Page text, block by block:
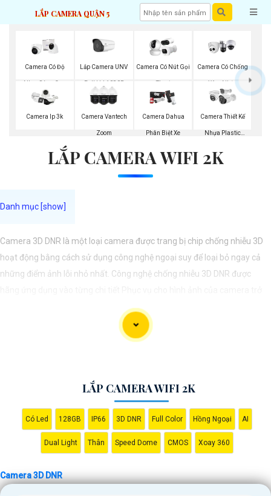
LẮP CAMERA QUẬN 5
Camera Có Độ
Nhạy Sáng Cao
Kbvision
Lắp Camera UNV
Full Hd 1080P
Camera Có Nút Gọi
Thoại
Camera Có Chống
Xâm Nhập
Kbvision
Camera Ip 3k Camera Vantech
Zoom
Camera Dahua
Phân Biệt Xe
Camera Thiết Kế
Nhựa Plastic
LẮP CAMERA WIFI 2K
Camera 3D DNR là một loại camera được trang bị chip chống nhiễu 3D
hoạt động bằng cách sử dụng công nghệ ngoại suy để loại bỏ ngay cả
những điểm ảnh lỗi nhỏ nhất. Công nghệ chống nhiễu 3D DNR được
nên sắc nét, rõ ràng và không bị ảnh hưởng bởi nhiễu hạt.
Với tính năng chống nhiễu 3D DNR camera sẽ giúp bạn quan sát được
hình ảnh chất lượng cao, đặc biệt trong các điều kiện ánh sáng yếu hoặc
LẮP CAMERA WIFI 2K
Có Led 128GB IP66 3D DNR Full Color Hồng Ngoại AI
Dual Light Thân Speed Dome CMOS Xoay 360
Camera 3D DNR